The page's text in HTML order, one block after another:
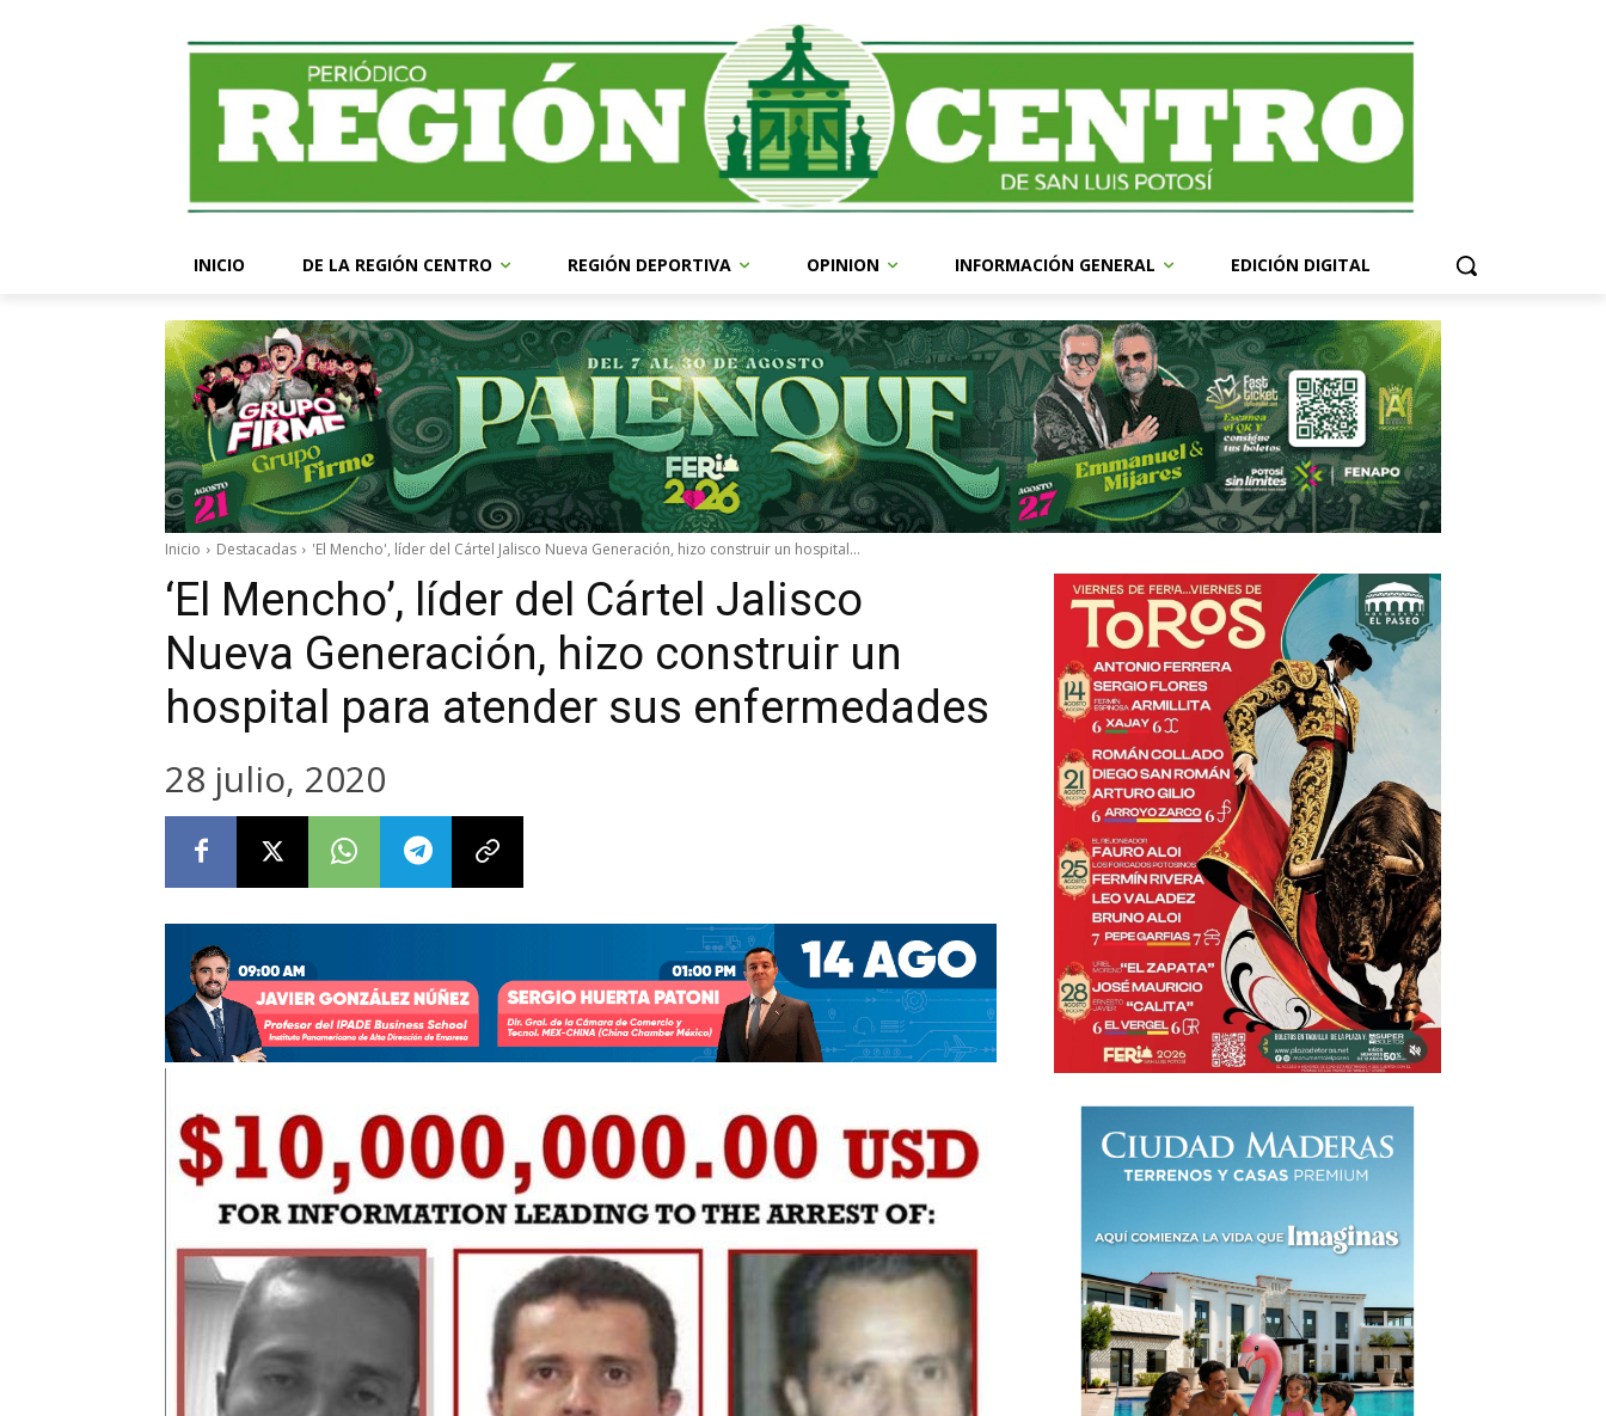
INICIO DE LA REGIÓN CENTRO REGIÓN DEPORTIVA OPINION INFORMACIÓN GENERAL EDICIÓN DIGITAL
Inicio Destacadas 'El Mencho', líder del Cártel Jalisco Nueva Generación, hizo construir un hospital...
‘El Mencho’, líder del Cártel Jalisco
Nueva Generación, hizo construir un
hospital para atender sus enfermedades
28 julio, 2020